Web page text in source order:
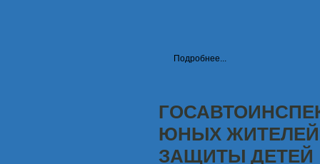
Подробнее...
ЮНЫХ
ЗАЩИТЫ ДЕТЕЙ